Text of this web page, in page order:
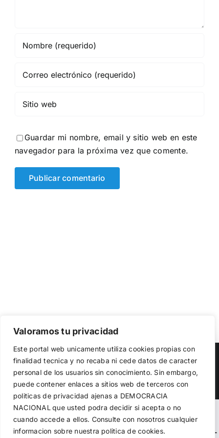
Valoramos tu privacidad
Este portal web unicamente utiliza cookies propias con
finalidad tecnica y no recaba ni cede datos de caracter
personal de los usuarios sin conocimiento. Sin embargo,
puede contener enlaces a sitios web de terceros con
politicas de privacidad ajenas a DEMOCRACIA
NACIONAL que usted podra decidir si acepta o no
cuando accede a ellos. Consulte con nosotros cualquier
informacion sobre nuestra politica de cookies.
Guardar mi nombre, email y sitio web en este
navegador para la próxima vez que comente.
Copyright 2023 | Democracia Nacional | All Rights Reserved
Facebook
TwitterInstagram
Warning: Undefined variable $visibility_homepage in
/home/demopwcr/public_html/wp-content/plugins/kn-
el funcionamiento de la web, medir su uso y mejorar
nuestros servicios. Puede aceptar todas las cookies,
rechazar las no necesarias o configurar sus preferencias.
Política de cookies
Aceptar todo
Rechazar